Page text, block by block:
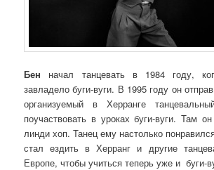
Бен начал танцевать в 1984 году,
завладело буги-вуги. В 1995 году он
организуемый в Херранге
поучаствовать в уроках буги-вуги. Там
линди хоп. Танец ему настолько
стал ездить в Херранг и другие
Европе, чтобы учиться теперь уже и буги-